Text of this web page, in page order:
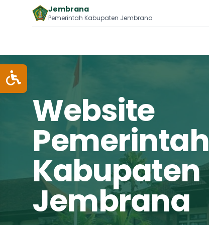
Jembrana
Pemerintah Kabupaten Jembrana
Website
Pemerintah
Kabupaten
Jembrana